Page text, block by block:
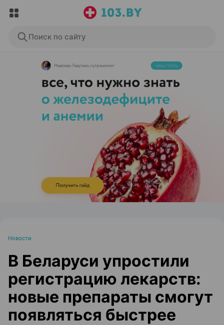
Поиск по сайту
ЭФФЕКТИВНАЯ РЕКЛАМА НА САЙТЕ
Новости
В Беларуси упростили
регистрацию лекарств:
новые препараты смогут
появляться быстрее